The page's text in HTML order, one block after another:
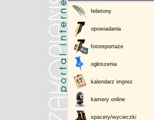
felietony
opowiadania
fotoreportaże
ogłoszenia
kalendarz imprez
kamery online
spacery/wycieczki